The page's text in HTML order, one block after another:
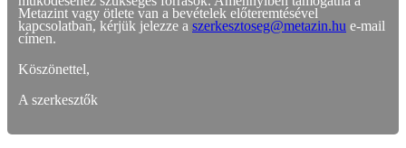
Metazint vagy ötlete van a bevételek előteremtésével
kapcsolatban, kérjük jelezze a szerkesztoseg@metazin.hu e-mail
címen.
Köszönettel,
A szerkesztők